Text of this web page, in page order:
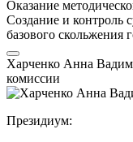
Оказание
Создание и контроль
базового скольжения
Харченко Анна
комиссии
Президиум: